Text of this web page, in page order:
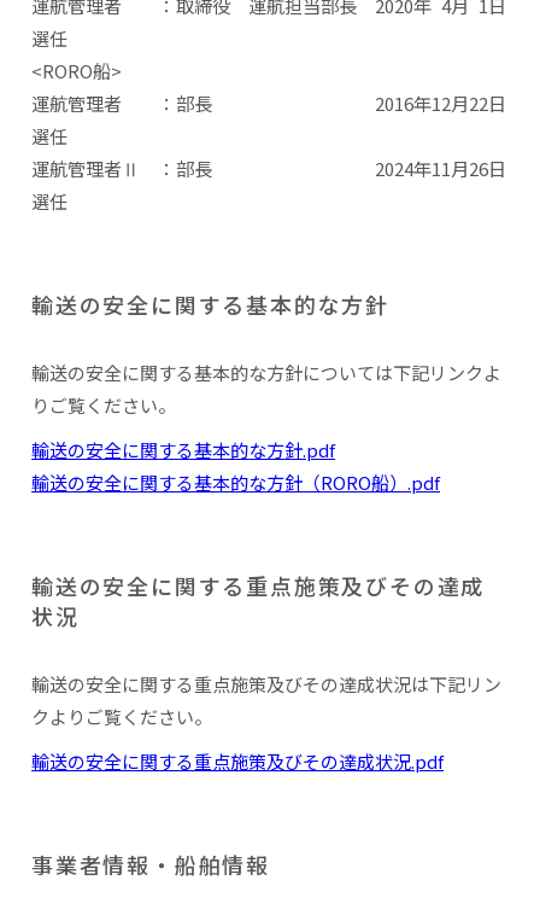
運航管理者 ：取締役 運航担当部長 2020年 4月 1日
選任
<RORO船>
運航管理者 ：部長 2016年12月22日
選任
運航管理者Ⅱ ：部長 2024年11月26日
選任
輸送の安全に関する基本的な方針
輸送の安全に関する基本的な方針については下記リンクよ
りご覧ください。
輸送の安全に関する基本的な方針.pdf
輸送の安全に関する基本的な方針（RORO船）.pdf
輸送の安全に関する重点施策及びその達成
状況
輸送の安全に関する重点施策及びその達成状況は下記リン
クよりご覧ください。
輸送の安全に関する重点施策及びその達成状況.pdf
事業者情報・船舶情報